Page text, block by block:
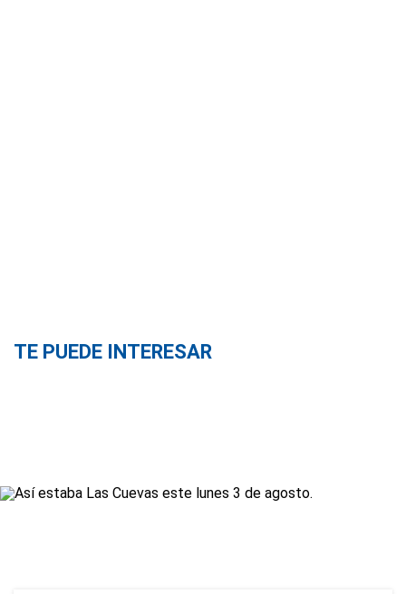
TE PUEDE INTERESAR